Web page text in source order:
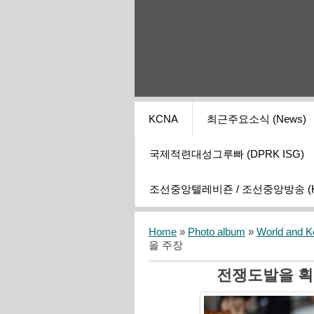
KCNA 최근주요소식 (News)
국제적련대성그루빠 (DPRK ISG)
조선중앙텔레비죤 / 조선중앙방송
Home » Photo album » World and
을 주장
전쟁도발을